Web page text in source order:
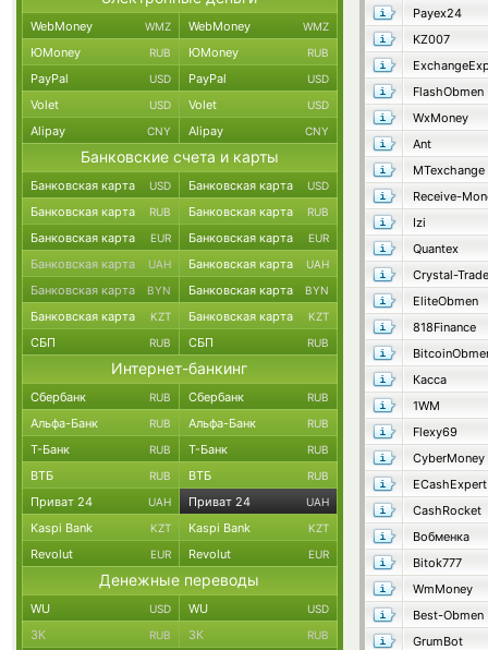
Payex24
KZ007
FlashObmen
WxMoney
Ant
MTexchange
Receive-
Izi
Quantex
Crystal-Trade
EliteObmen
818Finance
Касса
1WM
Flexy69
CyberMoney
ECashExpert
CashRocket
Вобменка
Bitok777
WmMoney
Best-Obmen
GrumBot
WebMoney WMZ WebMoney WMZ
ЮMoney RUB ЮMoney RUB
PayPal USD PayPal USD
Volet USD Volet USD
Alipay CNY Alipay CNY
Банковские счета и карты
Банковская карта USD Банковская карта USD
Банковская карта RUB Банковская карта RUB
Банковская карта EUR Банковская карта EUR
Банковская карта UAH Банковская карта UAH
Банковская карта BYN Банковская карта BYN
Банковская карта KZT Банковская карта KZT
СБП RUB СБП RUB
Интернет-банкинг
Сбербанк RUB Сбербанк RUB
Альфа-Банк RUB Альфа-Банк RUB
Т-Банк RUB Т-Банк RUB
ВТБ RUB ВТБ RUB
Приват 24 UAH Приват 24 UAH
Kaspi Bank KZT Kaspi Bank KZT
Revolut EUR Revolut EUR
Денежные переводы
WU USD WU USD
ЗК RUB ЗК RUB